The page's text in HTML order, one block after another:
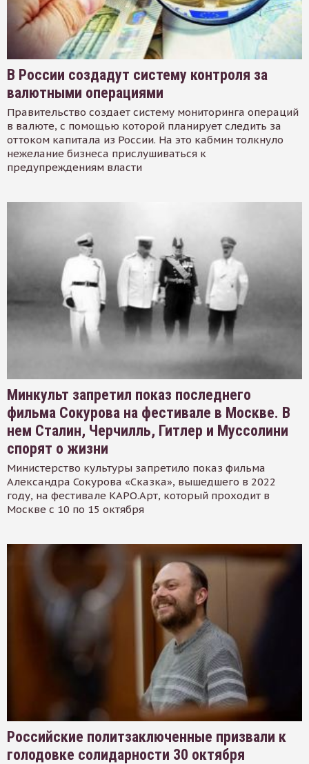
В России создадут систему контроля за
валютными операциями
Правительство создает систему мониторинга операций
в валюте, с помощью которой планирует следить за
оттоком капитала из России. На это кабмин толкнуло
нежелание бизнеса прислушиваться к
предупреждениям власти
Минкульт запретил показ последнего
фильма Сокурова на фестивале в Москве. В
нем Сталин, Черчилль, Гитлер и Муссолини
спорят о жизни
Министерство культуры запретило показ фильма
Александра Сокурова «Сказка», вышедшего в 2022
году, на фестивале КАРО.Арт, который проходит в
Москве с 10 по 15 октября
Российские политзаключенные призвали к
голодовке солидарности 30 октября